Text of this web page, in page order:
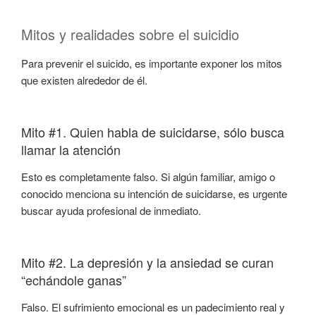
Mitos y realidades sobre el suicidio
Para prevenir el suicido, es importante exponer los mitos
que existen alrededor de él.
Mito #1. Quien habla de suicidarse, sólo busca
llamar la atención
Esto es completamente falso. Si algún familiar, amigo o
conocido menciona su intención de suicidarse, es urgente
buscar ayuda profesional de inmediato.
Mito #2. La depresión y la ansiedad se curan
“echándole ganas”
Falso. El sufrimiento emocional es un padecimiento real y